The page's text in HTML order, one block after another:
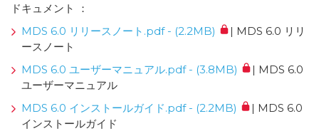
ドキュメント ：
MDS 6.0 リリースノート.pdf - (2.2MB)
| MDS 6.0 リリ
ースノート
MDS 6.0 ユーザーマニュアル.pdf - (3.8MB)
| MDS 6.0
ユーザーマニュアル
MDS 6.0 インストールガイド.pdf - (2.2MB)
| MDS 6.0
インストールガイド